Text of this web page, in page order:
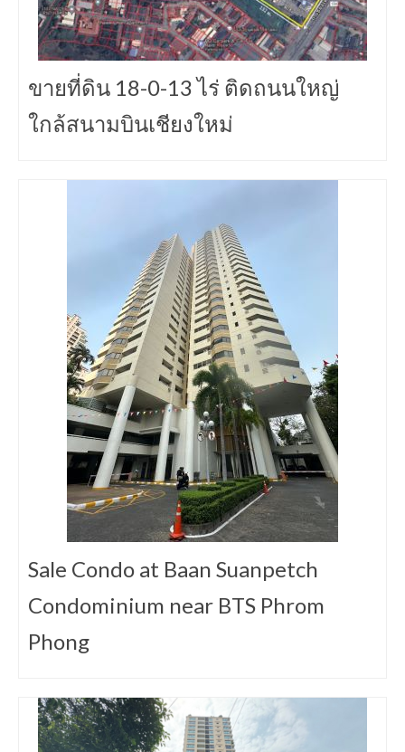
ขายที่ดิน 18-0-13 ไร่ ติดถนนใหญ่
ใกล้สนามบินเชียงใหม่
Sale Condo at Baan Suanpetch
Condominium near BTS Phrom
Phong